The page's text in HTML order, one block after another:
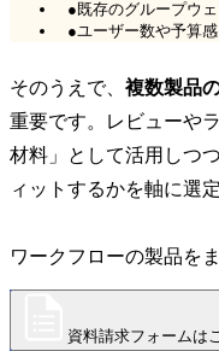
●既存のグループウ
●ユーザー数や予算
そのうえで、 複数製品
重要です。レビューや
材料」として活用しつ
ィットするかを軸に選
ワークフローの製品を
資料請求フォームは